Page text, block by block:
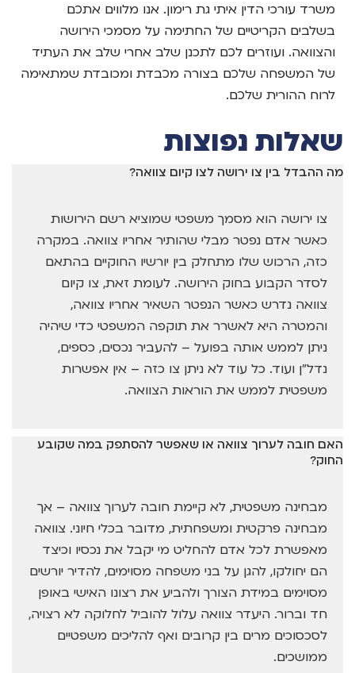
משרד עורכי הדין איתי גת רימון. אנו מלווים אתכם
בשלבים הקריטיים של החתימה על מסמכי הירושה
והצוואה. ועוזרים לכם לתכנן שלב אחרי שלב את העתיד
של המשפחה שלכם בצורה מכבדת ומכובדת שמתאימה
לרוח ההורית שלכם.
שאלות נפוצות
מה ההבדל בין צו ירושה לצו קיום צוואה?
צו ירושה הוא מסמך משפטי שמוציא רשם הירושות
כאשר אדם נפטר מבלי שהותיר אחריו צוואה. במקרה
כזה, הרכוש שלו מתחלק בין יורשיו החוקיים בהתאם
לסדר הקבוע בחוק הירושה. לעומת זאת, צו קיום
צוואה נדרש כאשר הנפטר השאיר אחריו צוואה,
והמטרה היא לאשרר את תוקפה המשפטי כדי שיהיה
ניתן לממש אותה בפועל – להעביר נכסים, כספים,
נדל"ן ועוד. כל עוד לא ניתן צו כזה – אין אפשרות
משפטית לממש את הוראות הצוואה.
האם חובה לערוך צוואה או שאפשר להסתפק במה שקובע
החוק?
מבחינה משפטית, לא קיימת חובה לערוך צוואה – אך
מבחינה פרקטית ומשפחתית, מדובר בכלי חיוני. צוואה
מאפשרת לכל אדם להחליט מי יקבל את נכסיו וכיצד
הם יחולקו, להגן על בני משפחה מסוימים, להדיר יורשים
מסוימים במידת הצורך ולהביע את רצונו האישי באופן
חד וברור. היעדר צוואה עלול להוביל לחלוקה לא רצויה,
לסכסוכים מרים בין קרובים ואף להליכים משפטיים
ממושכים.